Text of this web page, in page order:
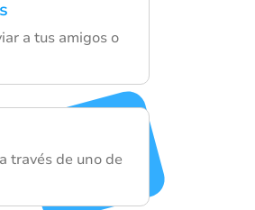
a tus amigos o
través de uno de